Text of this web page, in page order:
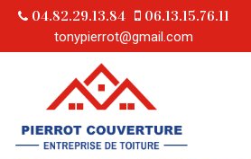
04.82.29.13.84 06.13.15.76.11
tonypierrot@gmail.com